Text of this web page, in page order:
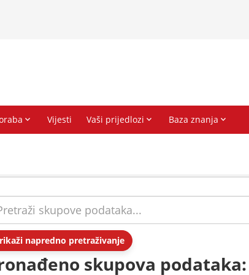
napredno pretraživanje
skupova podataka: